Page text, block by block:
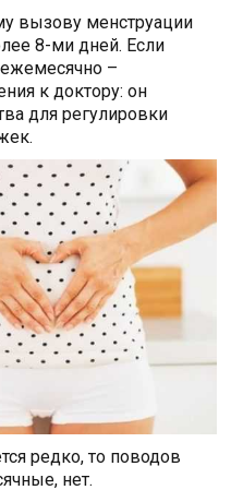
вызову менструации
8-ми дней. Если
ежемесячно –
к доктору: он
для регулировки
редко, то поводов
нет.